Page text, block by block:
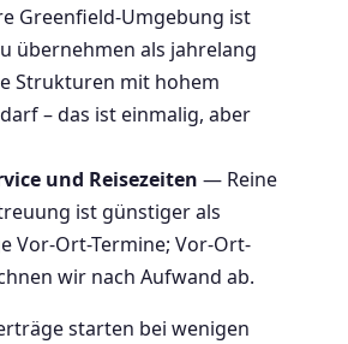
Greenfield-Umgebung ist
übernehmen als jahrelang
Strukturen mit hohem
– das ist einmalig, aber
und Reisezeiten — Reine
ist günstiger als
Vor-Ort-Termine; Vor-Ort-
wir nach Aufwand ab.
starten bei wenigen